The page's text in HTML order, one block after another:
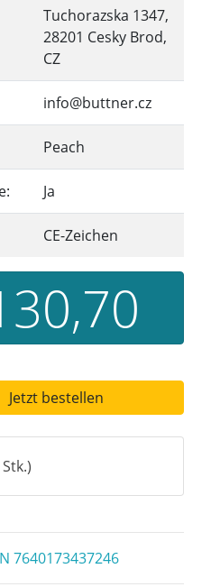
Tuchorazska 1347,
28201 Cesky Brod,
CZ
info@buttner.cz
Peach
Ja
CE-Zeichen
Jetzt bestellen
7640173437246